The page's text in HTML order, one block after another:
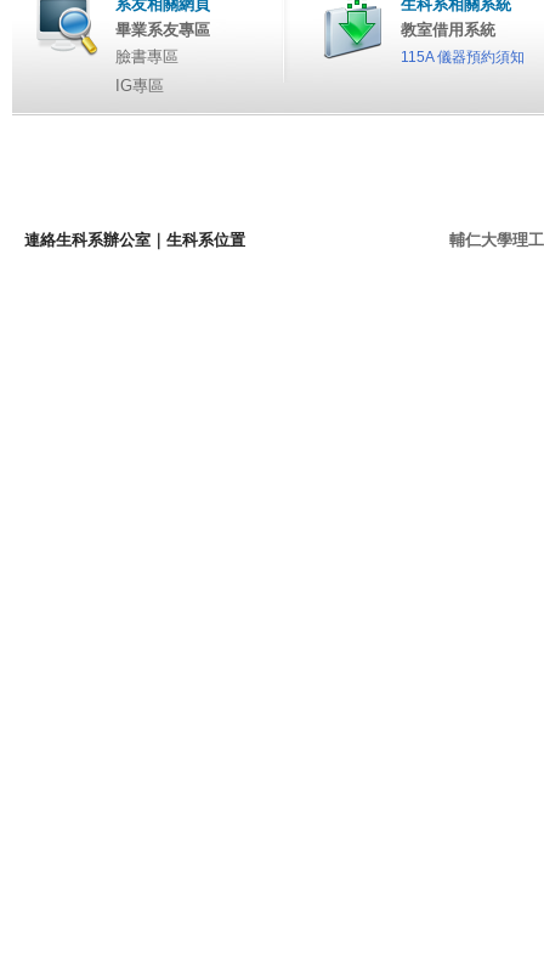
系友相關網頁
畢業系友專區
臉書專區
IG專區
生科系相關系統
教室借用系統
115A 儀器預約須知
連絡生科系辦公室 生科系位置 輔仁大學理